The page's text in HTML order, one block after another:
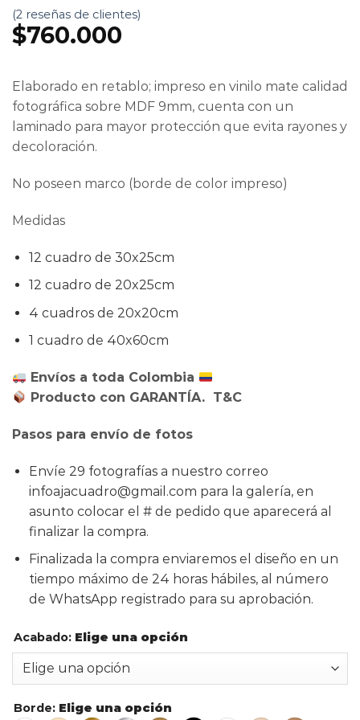
5de
5
basado en
2
valoración
de clientes
(2 reseñas de clientes)
$760.000
Elaborado en retablo; impreso en vinilo mate calidad
fotográfica sobre MDF 9mm, cuenta con un
laminado para mayor protección que evita rayones y
decoloración.
No poseen marco (borde de color impreso)
Medidas
12 cuadro de 30x25cm
12 cuadro de 20x25cm
4 cuadros de 20x20cm
1 cuadro de 40x60cm
Envíos a toda Colombia
Producto con GARANTÍA. T&C
Pasos para envío de fotos
Envíe 29 fotografías a nuestro correo
infoajacuadro@gmail.com para la galería, en
asunto colocar el # de pedido que aparecerá al
finalizar la compra.
Finalizada la compra enviaremos el diseño en un
tiempo máximo de 24 horas hábiles, al número
de WhatsApp registrado para su aprobación.
Acabado: Elige una opción
Borde: Elige una opción